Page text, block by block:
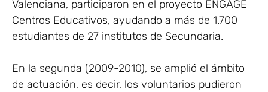
Valenciana, participaron en el proyecto ENGAGE
Centros Educativos, ayudando a más de 1.700
estudiantes de 27 institutos de Secundaria.
En la segunda (2009-2010), se amplió el ámbito
de actuación, es decir, los voluntarios pudieron